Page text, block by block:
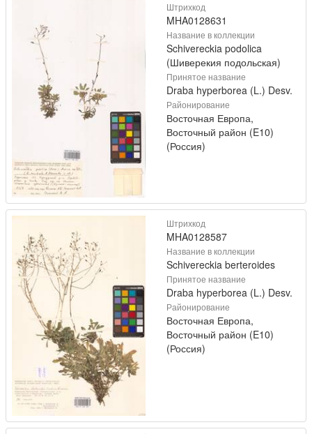
Штрихкод
MHA0128631
Название в коллекции
Schivereckia podolica
(Шиверекия подольская)
Принятое название
Draba hyperborea (L.) Desv.
Районирование
Восточная Европа,
Восточный район (E10)
(Россия)
Штрихкод
MHA0128587
Название в коллекции
Schivereckia berteroides
Принятое название
Draba hyperborea (L.) Desv.
Районирование
Восточная Европа,
Восточный район (E10)
(Россия)